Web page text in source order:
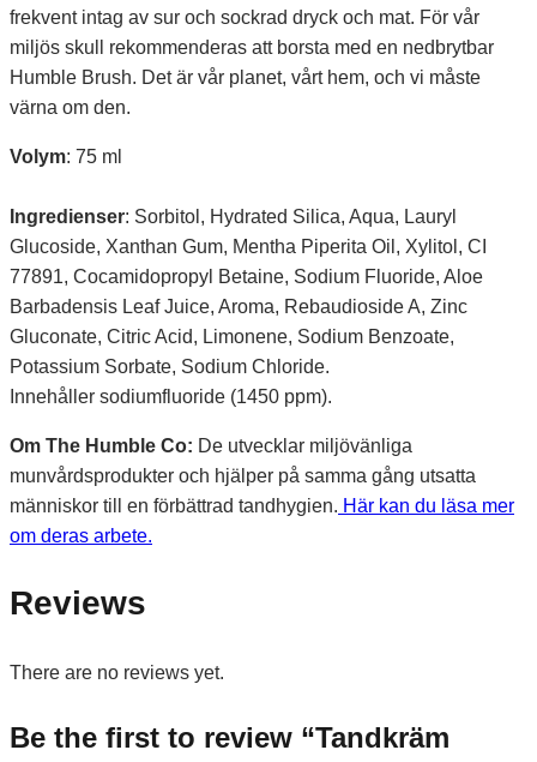
frekvent intag av sur och sockrad dryck och mat. För vår
miljös skull rekommenderas att borsta med en nedbrytbar
Humble Brush. Det är vår planet, vårt hem, och vi måste
värna om den.
Volym: 75 ml
Ingredienser: Sorbitol, Hydrated Silica, Aqua, Lauryl
Glucoside, Xanthan Gum, Mentha Piperita Oil, Xylitol, CI
77891, Cocamidopropyl Betaine, Sodium Fluoride, Aloe
Barbadensis Leaf Juice, Aroma, Rebaudioside A, Zinc
Gluconate, Citric Acid, Limonene, Sodium Benzoate,
Potassium Sorbate, Sodium Chloride.
Innehåller sodiumfluoride (1450 ppm).
Om The Humble Co: De utvecklar miljövänliga
munvårdsprodukter och hjälper på samma gång utsatta
människor till en förbättrad tandhygien. Här kan du läsa mer
om deras arbete.
Reviews
There are no reviews yet.
Be the first to review “Tandkräm